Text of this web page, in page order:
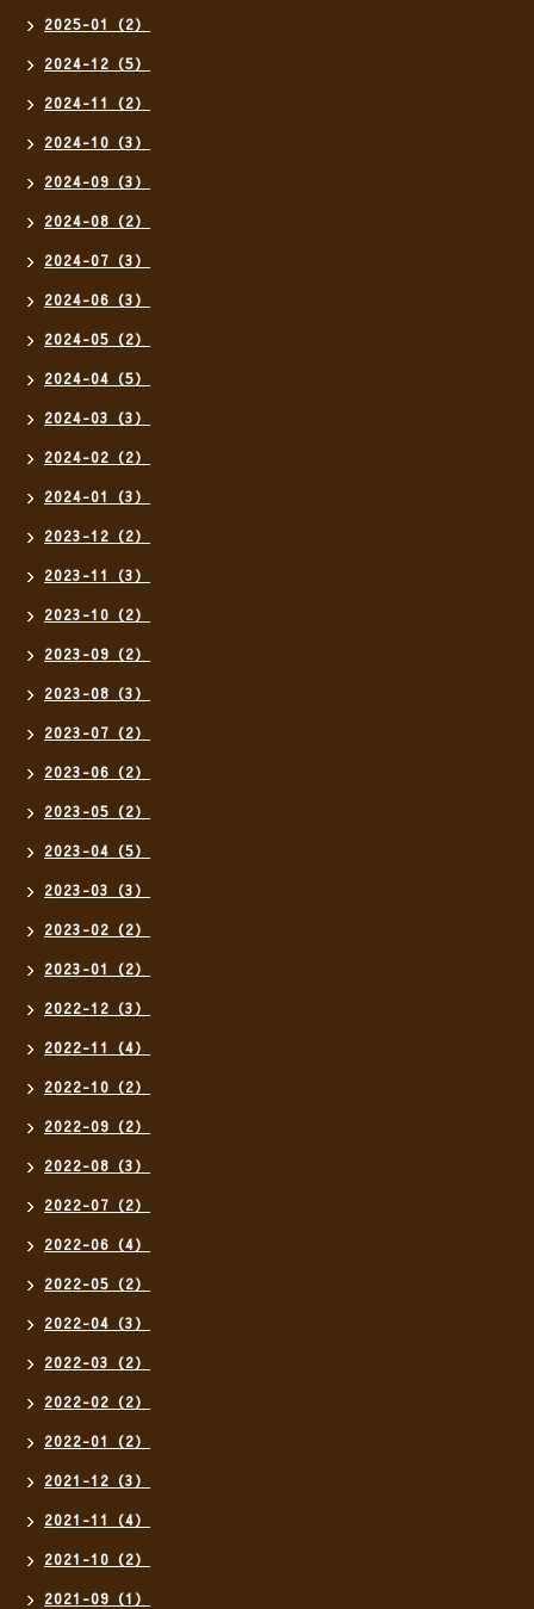
2025-01（2）
2024-12（5）
2024-11（2）
2024-10（3）
2024-09（3）
2024-08（2）
2024-07（3）
2024-06（3）
2024-05（2）
2024-04（5）
2024-03（3）
2024-02（2）
2024-01（3）
2023-12（2）
2023-11（3）
2023-10（2）
2023-09（2）
2023-08（3）
2023-07（2）
2023-06（2）
2023-05（2）
2023-04（5）
2023-03（3）
2023-02（2）
2023-01（2）
2022-12（3）
2022-11（4）
2022-10（2）
2022-09（2）
2022-08（3）
2022-07（2）
2022-06（4）
2022-05（2）
2022-04（3）
2022-03（2）
2022-02（2）
2022-01（2）
2021-12（3）
2021-11（4）
2021-10（2）
2021-09（1）